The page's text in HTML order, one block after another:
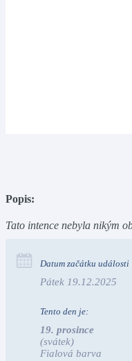
Popis:
Tato intence nebyla nikým
Datum začátku události
Pátek 19.12.2025
Tento den je:
19. prosince
(svátek)